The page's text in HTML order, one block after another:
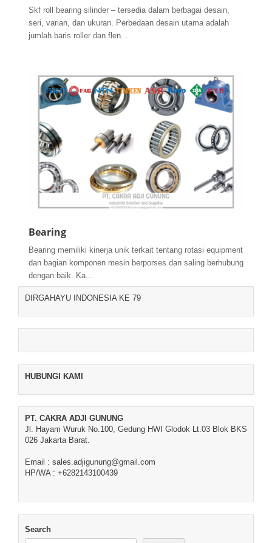
Skf roll bearing silinder – tersedia dalam berbagai desain,
seri, varian, dan ukuran. Perbedaan desain utama adalah
jumlah baris roller dan flen...
Bearing
Bearing memiliki kinerja unik terkait tentang rotasi equipment
dan bagian komponen mesin berporses dan saling berhubung
dengan baik. Ka...
DIRGAHAYU INDONESIA KE 79
HUBUNGI KAMI
PT. CAKRA ADJI GUNUNG
Jl. Hayam Wuruk No.100, Gedung HWI Glodok Lt.03 Blok BKS
026 Jakarta Barat.
Email : sales.adjigunung@gmail.com
HP/WA : +6282143100439
Search